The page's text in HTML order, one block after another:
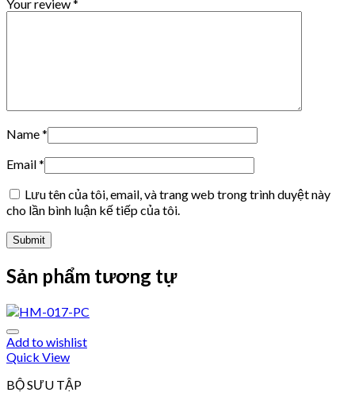
Your review*
Name*
Email*
Lưu tên của tôi, email, và trang web trong trình duyệt này
cho lần bình luận kế tiếp của tôi.
Sản phẩm tương tự
Add to wishlist
Quick View
BỘ SƯU TẬP